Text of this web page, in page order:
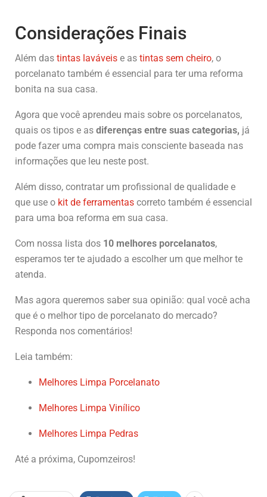
Considerações Finais
Além das tintas laváveis e as tintas sem cheiro, o
porcelanato também é essencial para ter uma reforma
bonita na sua casa.
Agora que você aprendeu mais sobre os porcelanatos,
quais os tipos e as diferenças entre suas categorias, já
pode fazer uma compra mais consciente baseada nas
informações que leu neste post.
Além disso, contratar um profissional de qualidade e
que use o kit de ferramentas correto também é essencial
para uma boa reforma em sua casa.
Com nossa lista dos 10 melhores porcelanatos,
esperamos ter te ajudado a escolher um que melhor te
atenda.
Mas agora queremos saber sua opinião: qual você acha
que é o melhor tipo de porcelanato do mercado?
Responda nos comentários!
Leia também:
Melhores Limpa Porcelanato
Melhores Limpa Vinílico
Melhores Limpa Pedras
Até a próxima, Cupomzeiros!